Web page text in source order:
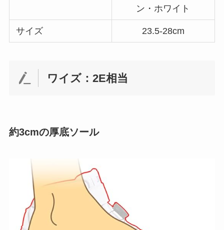
ン・ホワイト
サイズ 23.5-28cm
ワイズ：2E相当
約3cmの厚底ソール